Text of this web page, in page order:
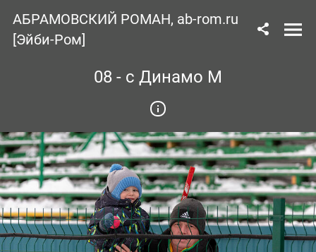
АБРАМОВСКИЙ РОМАН, ab-rom.ru
[Эйби-Ром]
08 - с Динамо М